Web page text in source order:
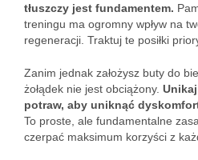
tłuszczy jest fundamentem.
treningu ma ogromny wpływ na
regeneracji. Traktuj te posiłki
Zanim jednak założysz buty do
żołądek nie jest obciążony.
potraw, aby uniknąć
To proste, ale fundamentalne
czerpać maksimum korzyści z